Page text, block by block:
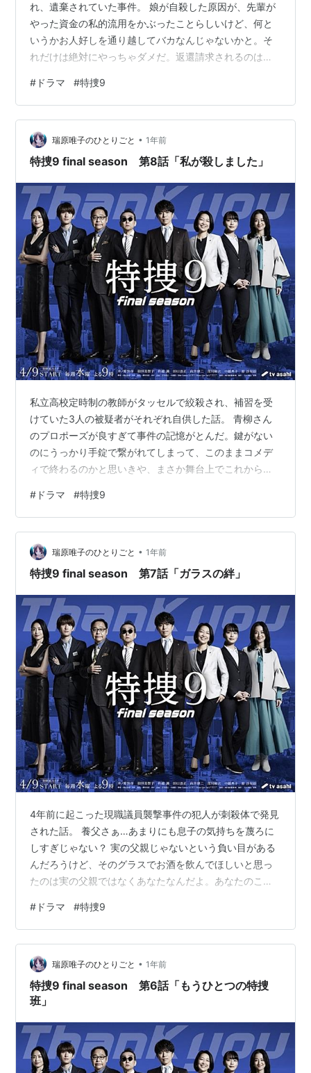
れ、遺棄されていた事件。 娘が自殺した原因が、先輩が
やった資金の私的流用をかぶったことらしいけど、何と
いうかお人好しを通り越してバカなんじゃないかと。そ
れだけは絶対にやっちゃダメだ。返還請求されるのは必
逮捕される可能性もあるし、どう考えても大変なことに
なる未来しか見えない。そのあたりまでわかったうえで
了承したんだろうか。たとえプロジェクトが潰れるとし
ても、会社が潰れるとしても、責任者でもないあなたが
そこまで犠牲になる必要はないんだよ。 母親が復讐にと
# ドラマ #特捜9
瑞原唯子のひとりごと • 1年前
特捜9 final season 第8話「私が殺しました」
私立高校定時制の教師がタッセルで絞殺され、補習を受
けていた3人の被疑者がそれぞれ自供した話。 青柳さん
のプロポーズが良すぎて事件の記憶がとんだ。鍵がない
のにうっかり手錠で繋がれてしまって、このままコメデ
ィで終わるのかと思いきや、まさか舞台上でこれからも
かそろってるというね。観客のみなさんも祝福してる感
じであたたかい。最初は由真や矢沢が軽率に指輪のこと
をしゃべってるのが納得いかなくてモヤモヤしてたけ
ど、結果オーライです！ 妙子の「変なのがいる」「彼で
す」というのも幸せがあふれていてよかった。 肝心の事
# ドラマ #特捜9
瑞原唯子のひとりごと • 1年前
特捜9 final season 第7話「ガラスの絆」
4年前に起こった現職議員襲撃事件の犯人が刺殺体で発見
された話。 養父さぁ…あまりにも息子の気持ちを蔑ろに
しすぎじゃない？ 実の父親じゃないという負い目がある
んだろうけど、そのグラスでお酒を飲んでほしいと思っ
たのは実の父親ではなくあなたなんだよ。あなたのこと
かれよ。息子の気持ちを無視して実の父親にグラスをあ
げてしまうなんてひどすぎて…さすがにどうよと思う。
もちろん息子のために良かれと思ってのことなんだろう
けど、あまりにもずれすぎ。 だいたい子供は実親を求め
るものというのが幻想なんだよ。そんなのは人それぞ
れ。クズ親だって毒親だっているんだしさ…子供…
# ドラマ #特捜9
瑞原唯子のひとりごと • 1年前
特捜9 final season 第6話「もうひとつの特捜
班」